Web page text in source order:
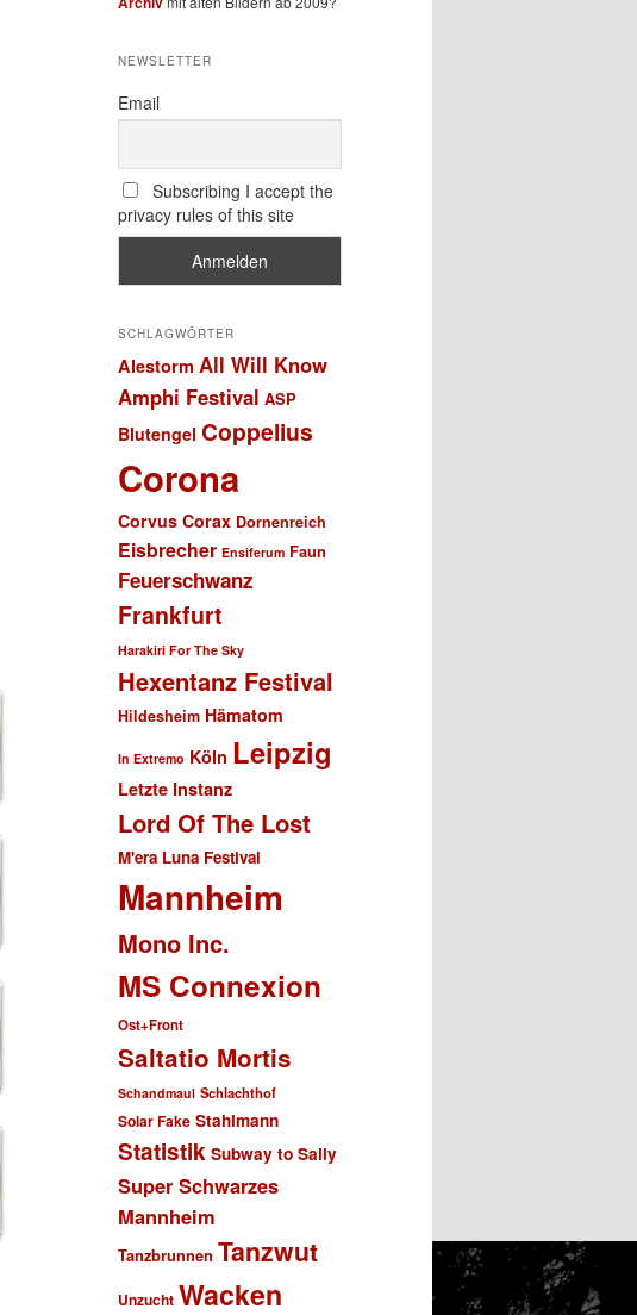
NEWSLETTER
Email
Subscribing I accept the
privacy rules of this site
SCHLAGWÖRTER
Alestorm All Will Know
Amphi Festival ASP
Blutengel Coppelius
Corona
Corvus Corax Dornenreich
Eisbrecher Ensiferum Faun
Feuerschwanz
Frankfurt
Harakiri For The Sky
Hexentanz Festival
Hildesheim Hämatom
In Extremo Köln Leipzig
Letzte Instanz
Lord Of The Lost
M'era Luna Festival
Mannheim
Mono Inc.
MS Connexion
Ost+Front
Saltatio Mortis
Schandmaul Schlachthof
Solar Fake Stahlmann
Statistik Subway to Sally
Super Schwarzes
Mannheim
Tanzbrunnen Tanzwut
Unzucht Wacken